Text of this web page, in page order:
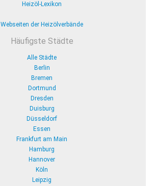
Heizöl-Lexikon
Webseiten der Heizölverbände
Häufigste Städte
Alle Städte
Berlin
Bremen
Dortmund
Dresden
Duisburg
Düsseldorf
Essen
Frankfurt am Main
Hamburg
Hannover
Köln
Leipzig